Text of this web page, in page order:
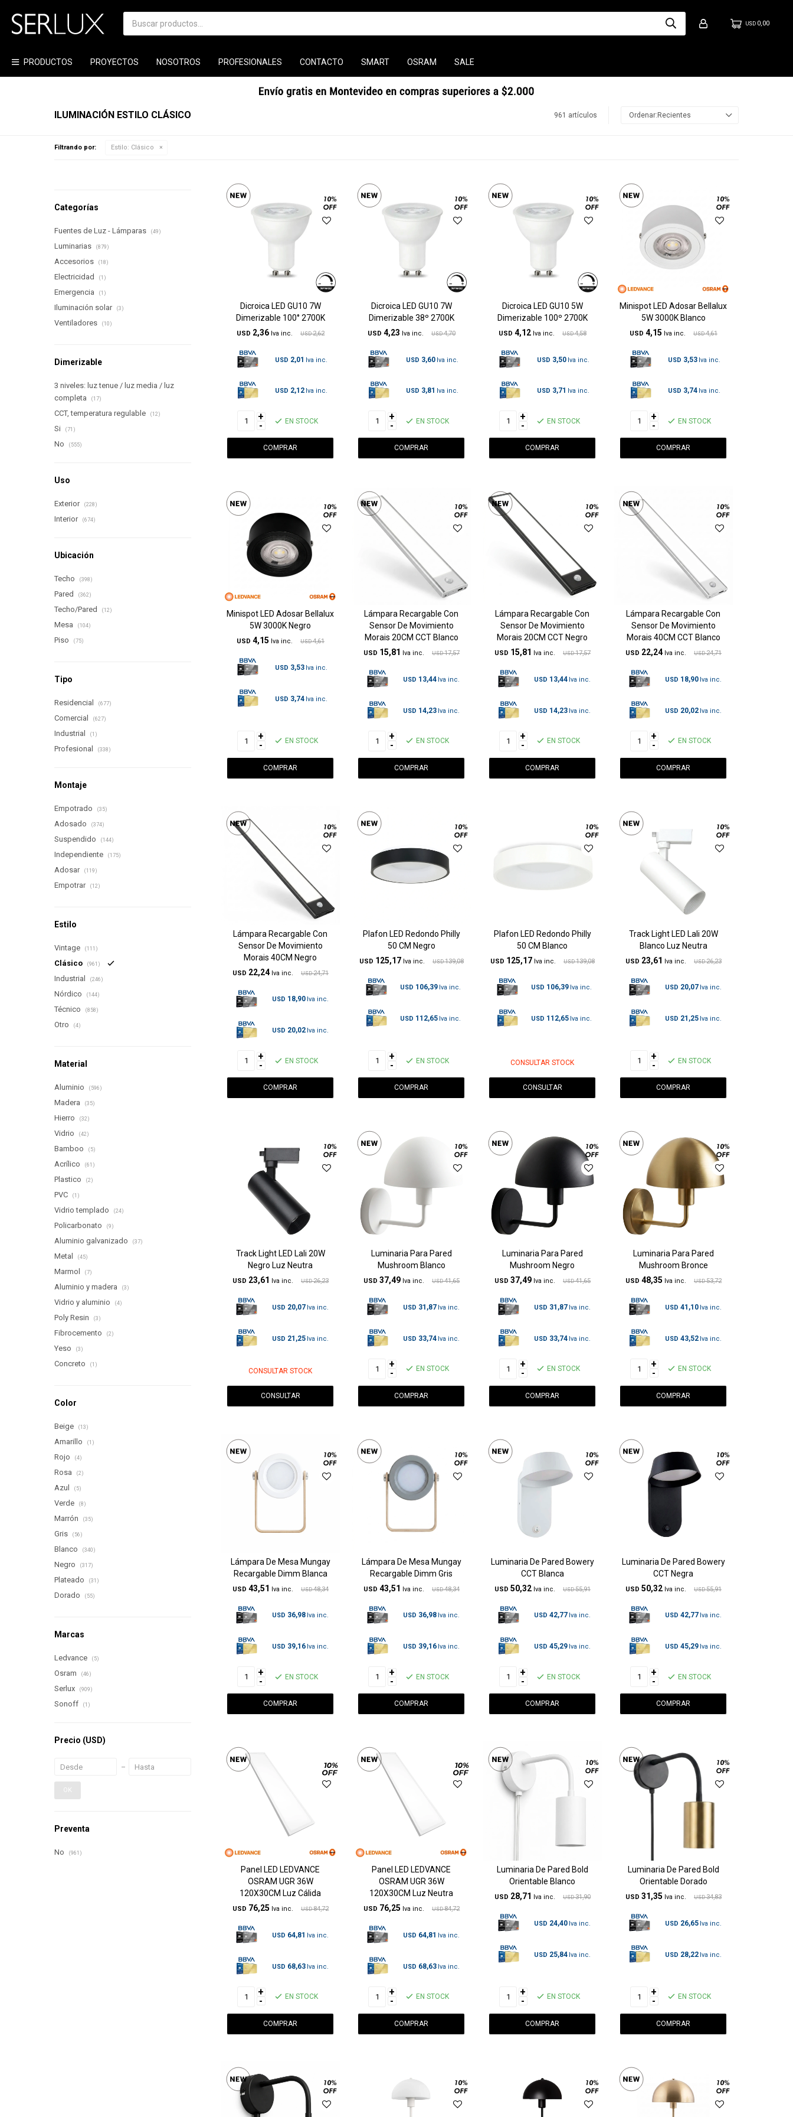
PRODUCTOS PROYECTOS NOSOTROS PROFESIONALES CONTACTO SMART OSRAM SALE
USD 0,00
ILUMINACIÓN ESTILO CLÁSICO 961 artículos Recientes
Filtrando por: Estilo: Clásico
Dicroica LED GU10 7W
Dimerizable 100° 2700K
USD 2,36 USD 2,62
USD 2,01
USD 2,12
+
- EN STOCK
Dicroica LED GU10 7W
Dimerizable 38º 2700K
USD 4,23 USD 4,70
USD 3,60
USD 3,81
+
- EN STOCK
Dicroica LED GU10 5W
Dimerizable 100º 2700K
USD 4,12 USD 4,58
USD 3,50
USD 3,71
+
- EN STOCK
Minispot LED Adosar Bellalux
5W 3000K Blanco
USD 4,15 USD 4,61
USD 3,53
USD 3,74
+
- EN STOCK
Minispot LED Adosar Bellalux
5W 3000K Negro
USD 4,15 USD 4,61
USD 3,53
USD 3,74
+
- EN STOCK
Lámpara Recargable Con
Sensor De Movimiento
Morais 20CM CCT Blanco
USD 15,81 USD 17,57
USD 13,44
USD 14,23
+
- EN STOCK
Lámpara Recargable Con
Sensor De Movimiento
Morais 20CM CCT Negro
USD 15,81 USD 17,57
USD 13,44
USD 14,23
+
- EN STOCK
Lámpara Recargable Con
Sensor De Movimiento
Morais 40CM CCT Blanco
USD 22,24 USD 24,71
USD 18,90
USD 20,02
+
- EN STOCK
Lámpara Recargable Con
Sensor De Movimiento
Morais 40CM Negro
USD 22,24 USD 24,71
USD 18,90
USD 20,02
+
- EN STOCK
Plafon LED Redondo Philly
50 CM Negro
USD 125,17 USD 139,08
USD 106,39
USD 112,65
+
- EN STOCK
Plafon LED Redondo Philly
50 CM Blanco
USD 125,17 USD 139,08
USD 106,39
USD 112,65
CONSULTAR STOCK
CONSULTAR
Track Light LED Lali 20W
Blanco Luz Neutra
USD 23,61 USD 26,23
USD 20,07
USD 21,25
+
- EN STOCK
Track Light LED Lali 20W
Negro Luz Neutra
USD 23,61 USD 26,23
USD 20,07
USD 21,25
CONSULTAR STOCK
CONSULTAR
Luminaria Para Pared
Mushroom Blanco
USD 37,49 USD 41,65
USD 31,87
USD 33,74
+
- EN STOCK
Luminaria Para Pared
Mushroom Negro
USD 37,49 USD 41,65
USD 31,87
USD 33,74
+
- EN STOCK
Luminaria Para Pared
Mushroom Bronce
USD 48,35 USD 53,72
USD 41,10
USD 43,52
+
- EN STOCK
Lámpara De Mesa Mungay
Recargable Dimm Blanca
USD 43,51 USD 48,34
USD 36,98
USD 39,16
+
- EN STOCK
Lámpara De Mesa Mungay
Recargable Dimm Gris
USD 43,51 USD 48,34
USD 36,98
USD 39,16
+
- EN STOCK
Luminaria De Pared Bowery
CCT Blanca
USD 50,32 USD 55,91
USD 42,77
USD 45,29
+
- EN STOCK
Luminaria De Pared Bowery
CCT Negra
USD 50,32 USD 55,91
USD 42,77
USD 45,29
+
- EN STOCK
Panel LED LEDVANCE
OSRAM UGR 36W
120X30CM Luz Cálida
USD 76,25 USD 84,72
USD 64,81
USD 68,63
+
- EN STOCK
Panel LED LEDVANCE
OSRAM UGR 36W
120X30CM Luz Neutra
USD 76,25 USD 84,72
USD 64,81
USD 68,63
+
- EN STOCK
Luminaria De Pared Bold
Orientable Blanco
USD 28,71 USD 31,90
USD 24,40
USD 25,84
+
- EN STOCK
Luminaria De Pared Bold
Orientable Dorado
USD 31,35 USD 34,83
USD 26,65
USD 28,22
+
- EN STOCK
Categorías
Fuentes de Luz - Lámparas (49)
Luminarias (879)
Accesorios (18)
Electricidad (1)
Emergencia (1)
Iluminación solar (3)
Ventiladores (10)
Uso
Exterior (228)
Interior (674)
Ubicación
Techo (398)
Pared (362)
Techo/Pared (12)
Mesa (104)
Piso (75)
Tipo
Residencial (677)
Comercial (627)
Industrial (1)
Profesional (338)
Montaje
Empotrado (35)
Adosado (374)
Suspendido (144)
Independiente (175)
Adosar (119)
Empotrar (12)
Estilo
Vintage (111)
Clásico (961)
Industrial (246)
Nórdico (144)
Técnico (858)
Otro (4)
Material
Aluminio (596)
Madera (35)
Hierro (32)
Vidrio (42)
Bamboo (5)
Acrílico (61)
Plastico (2)
PVC (1)
Vidrio templado (24)
Policarbonato (9)
Aluminio galvanizado (37)
Metal (45)
Marmol (7)
Aluminio y madera (3)
Vidrio y aluminio (4)
Poly Resin (3)
Fibrocemento (2)
Yeso (3)
Concreto (1)
Color
Beige (13)
Amarillo (1)
Rojo (4)
Rosa (2)
Azul (5)
Verde (8)
Marrón (35)
Gris (56)
Blanco (340)
Negro (317)
Plateado (31)
Dorado (55)
Marcas
Ledvance (5)
Osram (46)
Serlux (909)
Sonoff (1)
Precio (USD)
OK
Preventa
No (961)
Dimerizable
3 niveles: luz tenue / luz media / luz
completa
(17)
CCT, temperatura regulable (12)
Si (71)
No (555)